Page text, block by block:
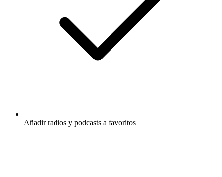
Añadir radios y podcasts a favoritos